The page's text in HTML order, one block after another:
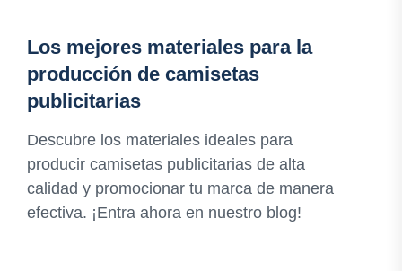
Los mejores materiales para la
producción de camisetas
publicitarias
Descubre los materiales ideales para
producir camisetas publicitarias de alta
calidad y promocionar tu marca de manera
efectiva. ¡Entra ahora en nuestro blog!